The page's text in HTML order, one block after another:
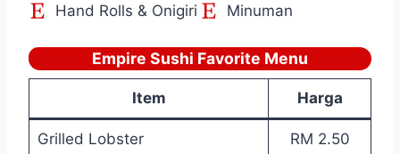
Hand Rolls & Onigiri
Minuman
Empire Sushi Favorite Menu
Item Harga
Grilled Lobster RM 2.50